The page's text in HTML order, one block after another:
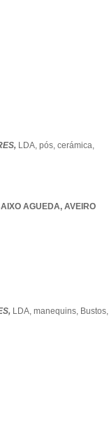
LDA, pós, cerámica,
AGUEDA, AVEIRO
LDA, manequins, Bustos,